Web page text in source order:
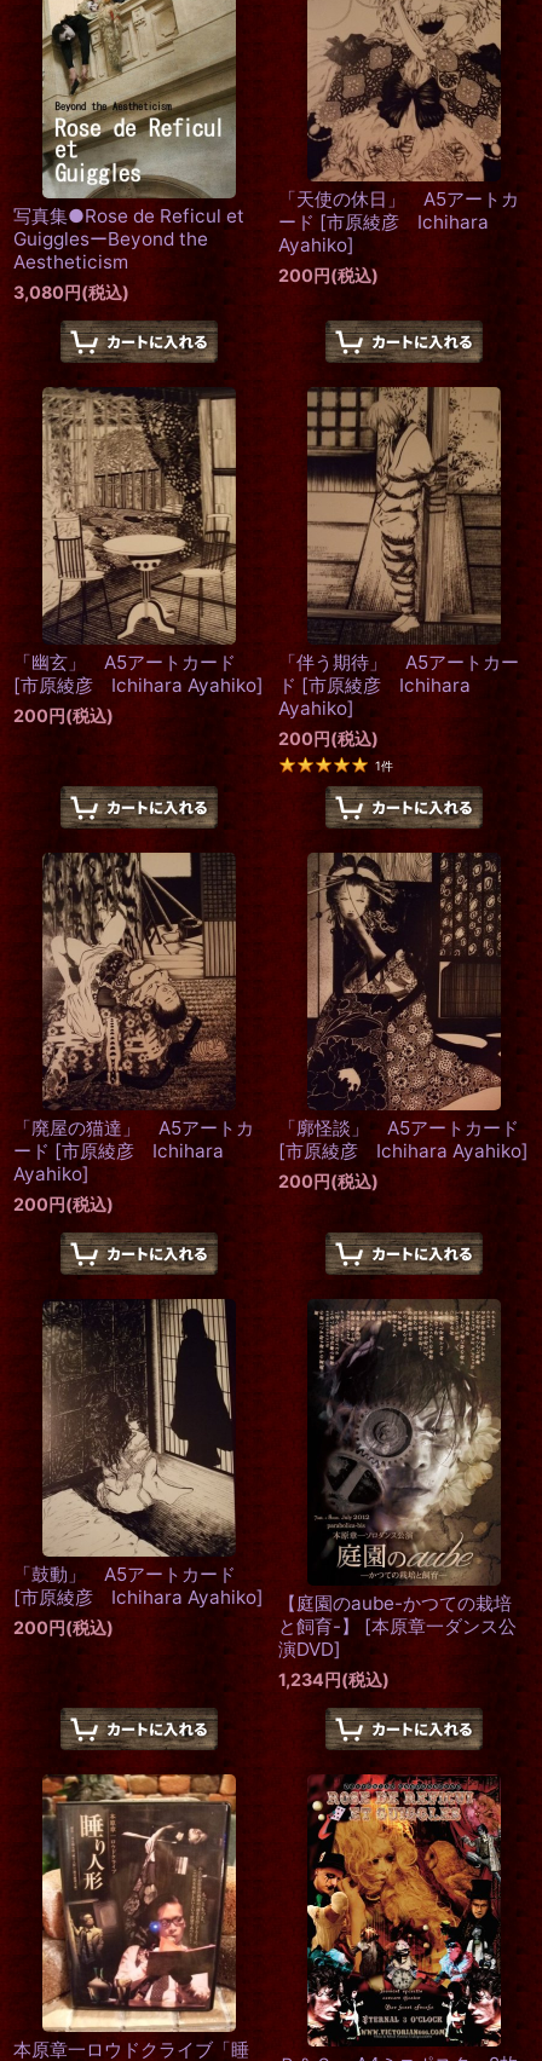
写真集●Rose de Reficul et
GuigglesーBeyond the
Aestheticism
3,080円(税込)
「天使の休日」 A5アートカ
ード [市原綾彦 Ichihara
Ayahiko]
200円(税込)
「幽玄」 A5アートカード
[市原綾彦 Ichihara Ayahiko]
200円(税込)
「伴う期待」 A5アートカー
ド [市原綾彦 Ichihara
Ayahiko]
200円(税込)
1件
「廃屋の猫達」 A5アートカ
ード [市原綾彦 Ichihara
Ayahiko]
200円(税込)
「廓怪談」 A5アートカード
[市原綾彦 Ichihara Ayahiko]
200円(税込)
「鼓動」 A5アートカード
[市原綾彦 Ichihara Ayahiko]
200円(税込)
【庭園のaube-かつての栽培
と飼育-】
[本原章一ダンス公
演DVD]
1,234円(税込)
本原章一ロウドクライブ「睡